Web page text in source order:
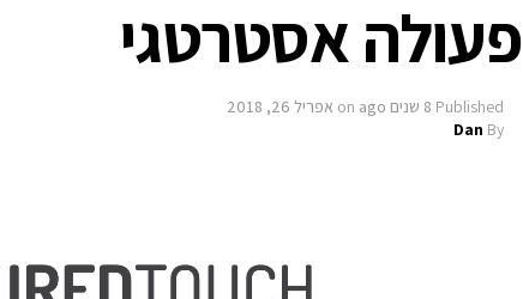
פעולה אסטרטגי
Published 8 שנים ago on אפריל 26, 2018
By
Dan